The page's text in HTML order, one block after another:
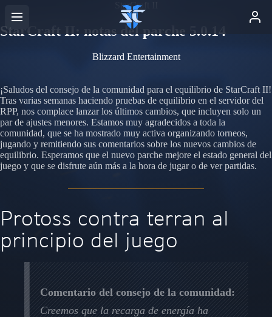
StarCraft II
StarCraft II: notas del parche 5.0.14
Blizzard Entertainment
¡Saludos del consejo de la comunidad para el equilibrio de StarCraft II!
Tras varias semanas haciendo pruebas de equilibrio en el servidor del
RPP, nos complace lanzar los últimos cambios, que incluyen solo un
par de ajustes menores. Estamos muy agradecidos a toda la
comunidad, que se ha mostrado muy activa organizando torneos,
jugando y remitiendo sus comentarios sobre los nuevos cambios de
equilibrio. Esperamos que el nuevo parche mejore el estado general del
juego y que se disfrute aún más a la hora de jugar o de ver partidas.
Protoss contra terran al
principio del juego
Comentario del consejo de la comunidad:
Creemos que la recarga de energía ha